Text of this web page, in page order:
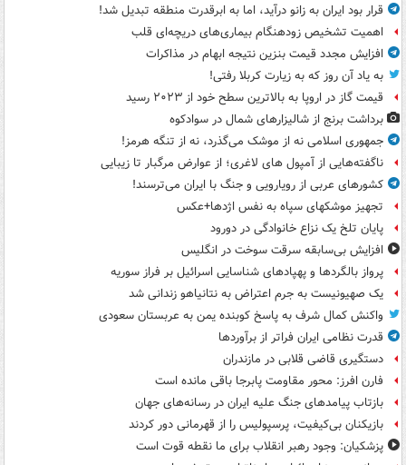
قرار بود ایران به زانو درآید، اما به ابرقدرت منطقه تبدیل شد!
اهمیت تشخیص زودهنگام بیماری‌های دریچه‌ای قلب
افزایش مجدد قیمت بنزین نتیجه ابهام در مذاکرات
به یاد آن روز که به زیارت کربلا رفتی!
قیمت گاز در اروپا به بالاترین سطح خود از ۲۰۲۳ رسید
برداشت برنج از شالیزارهای شمال در سوادکوه
جمهوری اسلامی نه از موشک می‌گذرد، نه از تنگه هرمز!
ناگفته‌هایی از آمپول های لاغری؛ از عوارض مرگبار تا زیبایی
کشورهای عربی از رویارویی و جنگ با ایران می‌ترسند!
تجهیز موشکهای سپاه به نفس اژدها+عکس
پایان تلخ یک نزاع خانوادگی در دورود
افزایش بی‌سابقه سرقت سوخت در انگلیس
پرواز بالگردها و پهپادهای شناسایی اسرائیل بر فراز سوریه
یک صهیونیست به جرم اعتراض به نتانیاهو زندانی شد
واکنش کمال شرف به پاسخ کوبنده یمن به عربستان سعودی
قدرت نظامی ایران فراتر از برآوردها
دستگیری قاضی قلابی در مازندران
فارن افرز: محور مقاومت پابرجا باقی مانده است
بازتاب پیامدهای جنگ علیه ایران در رسانه‌های جهان
بازیکنان بی‌کیفیت، پرسپولیس را از قهرمانی دور کردند
پزشکیان: وجود رهبر انقلاب برای ما نقطه قوت است